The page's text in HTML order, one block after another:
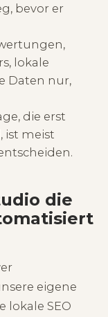
bevor er
lokale
Daten nur,
die erst
ist meist
die
eigene
lokale SEO